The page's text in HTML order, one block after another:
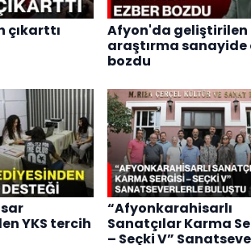
çıkarttı
Afyon'da geliştirilen
araştırma sanayide
bozdu
YKS tercih
“Afyonkarahisarlı
Sanatçılar Karma
– Seçki V”